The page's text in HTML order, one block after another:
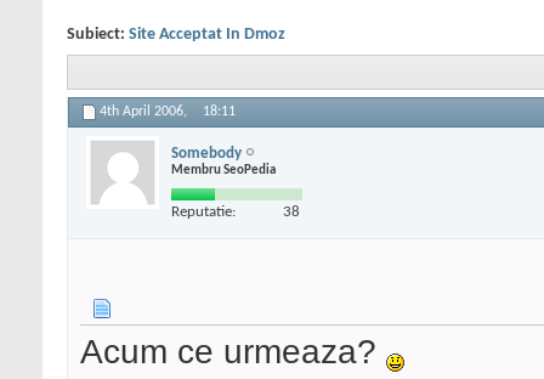
Subiect: Site Acceptat In Dmoz
4th April 2006, 18:11
Somebody
Membru SeoPedia
Reputatie: 38
Acum ce urmeaza?